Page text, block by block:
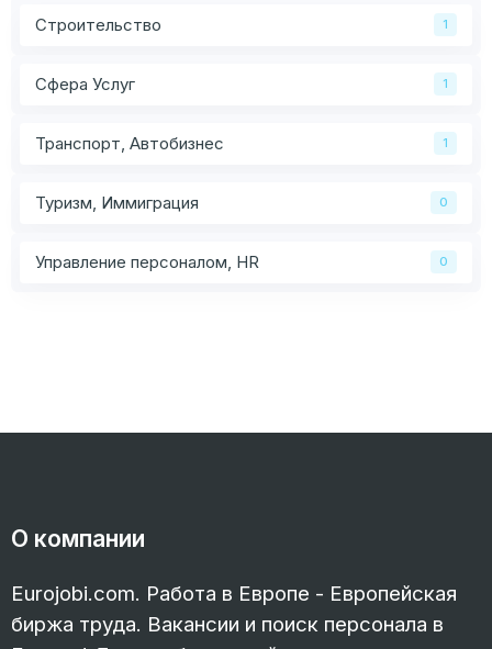
Строительство 1
Сфера Услуг 1
Транспорт, Автобизнес 1
Туризм, Иммиграция 0
Управление персоналом, HR 0
О компании
Eurojobi.com. Работа в Европе - Европейская
биржа труда. Вакансии и поиск персонала в